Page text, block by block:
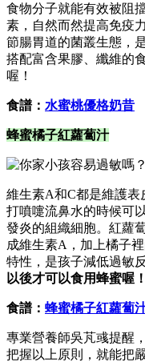
食物分子就能有效被阻
素，自然而然提高免疫
節腸胃道的菌叢生態，
搭配富含果膠、纖維的
喔！
食譜： 水蜜桃優格奶昔
蜂蜜橘子紅蘿蔔汁
維生素A和C都是維護表
打噴嚏流鼻水的時候可
發炎的組織細胞。紅蘿
成維生素A，加上橘子
特性，是孩子減低過敏
以後才可以食用蜂蜜喔！
食譜： 蜂蜜橘子紅蘿蔔
專業營養師吳芃彧提醒
把握以上原則，就能把